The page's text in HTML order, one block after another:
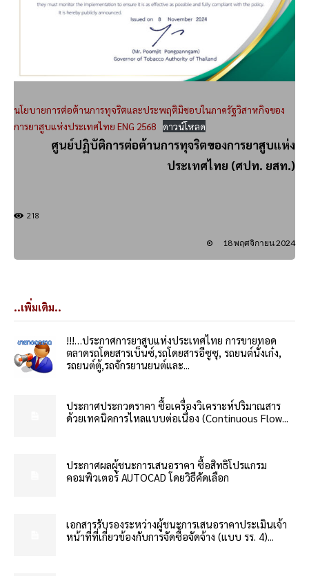
นโยบายการต่อต้านการทุจริตและประพฤติมิชอบในภาครัฐวิสาหกิจของ
การยาสูบแห่งประเทศไทย ENG 2568
ดาวน์โหลด
ศูนย์ปฏิบัติการต่อต้านการทุจริตของการยาสูบแห่ง
ประเทศไทย (ศปท. ยสท.)
218
18 พฤศจิกายน 2024
..เพิ่มเติม..
!!!…ประกาศการยาสูบแห่งประเทศไทย การขายทอด
ตลาดรถโดยสารเบ็นซ์,รถโดยสารอีซูซุ, รถยนต์นั่งเก๋ง,
รถยนต์ตู้,รถจักรยานยนต์และ...
ประกาศประกวดราคา ซื้อเครื่องวิเคราะห์ปริมาณสาร
ด้วยเทคนิคการไหลแบบต่อเนื่อง (Continuous Flow...
ประกาศผลผู้ชนะการเสนอราคา ซื้อสิทธิโปรแกรม
คอมพิวเตอร์ AUTOCAD โดยวิธีคัดเลือก
เอกสารรับรองระหว่างผู้ชนะการเสนอราคาประเมินเจ้า
หน้าที่ที่เกี่ยวข้องกับการจัดซื้อจัดจ้าง (แบบ รร. 4)...